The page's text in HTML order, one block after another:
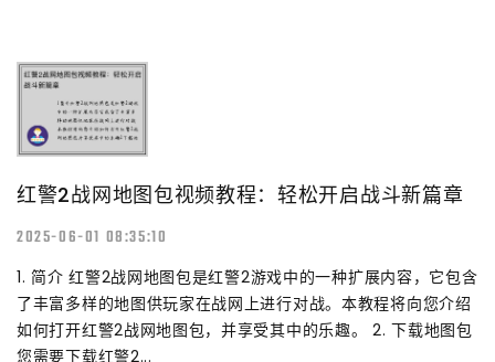
红警2战网地图包视频教程：轻松开启战斗新篇章
2025-06-01 08:35:10
1. 简介 红警2战网地图包是红警2游戏中的一种扩展内容，它包含
了丰富多样的地图供玩家在战网上进行对战。本教程将向您介绍
如何打开红警2战网地图包，并享受其中的乐趣。 2. 下载地图包
您需要下载红警2...